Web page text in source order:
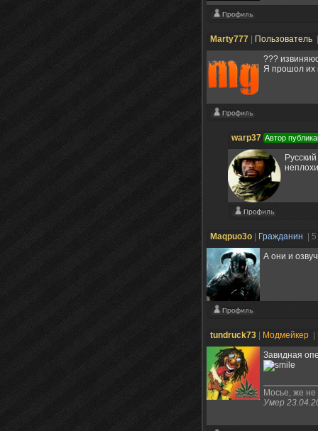
Marty777 Пользователь
???
Я прошол их
warp37 Автор
Maqpuo3o Гражданин
|
А они и
tundruck73 Модмейкер
Завидная
Мосье, же
Умер